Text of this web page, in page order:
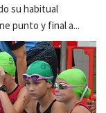
su habitual
punto y final a...